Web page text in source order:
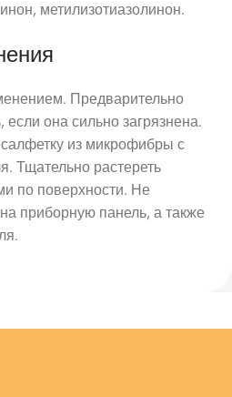
метилизотиазолинон.
Предварительно
если она сильно загрязнена.
из микрофибры с
Тщательно растереть
по поверхности. Не
приборную панель, а также